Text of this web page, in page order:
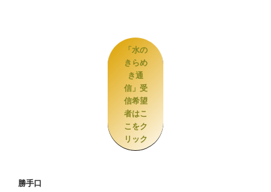
「水の
きらめ
き通
信」受
信希望
者はこ
こをク
リック
勝手口